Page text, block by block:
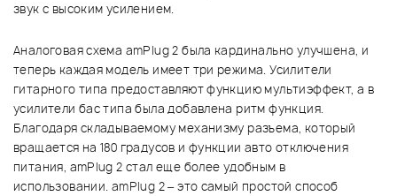
звук с высоким усилением.
Аналоговая схема amPlug 2 была кардинально улучшена, и
теперь каждая модель имеет три режима. Усилители
гитарного типа предоставляют функцию мультиэффект, а в
усилители бас типа была добавлена ритм функция.
Благодаря складываемому механизму разъема, который
вращается на 180 градусов и функции авто отключения
питания, amPlug 2 стал еще более удобным в
использовании. amPlug 2 – это самый простой способ